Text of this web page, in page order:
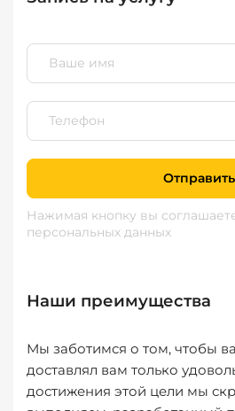
Отправить
Нажимая кнопку вы
персональных данных
Наши преимущества
Мы заботимся о том, чтобы
доставлял вам только
достижения этой цели мы